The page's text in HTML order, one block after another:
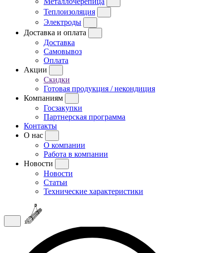
Теплоизоляция
Электроды
Доставка и оплата
Доставка
Самовывоз
Оплата
Акции
Скидки
Готовая продукция / некондиция
Компаниям
Госзакупки
Партнерская программа
Контакты
О нас
О компании
Работа в компании
Новости
Новости
Статьи
Технические характеристики